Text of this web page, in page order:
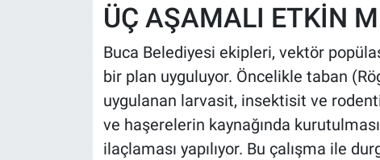
ÜÇ AŞAMALI ETKİN
Buca Belediyesi ekipleri, vektör
bir plan uyguluyor. Öncelikle taban
uygulanan larvasit, insektisit ve
ve haşerelerin kaynağında
ilaçlaması yapılıyor. Bu çalışma ile